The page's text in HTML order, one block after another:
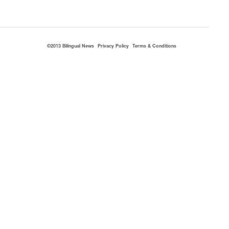
©2013 Bilingual News Privacy Policy Terms & Conditions